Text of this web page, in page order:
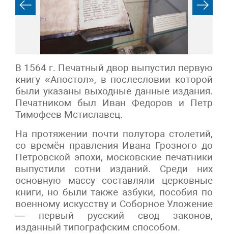
В 1564 г. Печатный двор выпустил первую
книгу «Апостол», в послесловии которой
были указаны выходные данные издания.
Печатником был Иван Федоров и Петр
Тимофеев Мстиславец.
На протяжении почти полутора столетий,
со времён правления Ивана Грозного до
Петровской эпохи, московские печатники
выпустили сотни изданий. Среди них
основную массу составляли церковные
книги, но были также азбуки, пособия по
военному искусству и Соборное Уложение
— первый русский свод законов,
изданный типографским способом.